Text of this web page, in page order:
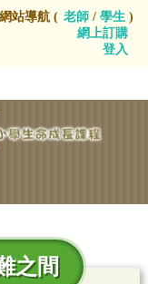
網站導航 ( 老師 / 學生 )
網上訂購
登入
之間